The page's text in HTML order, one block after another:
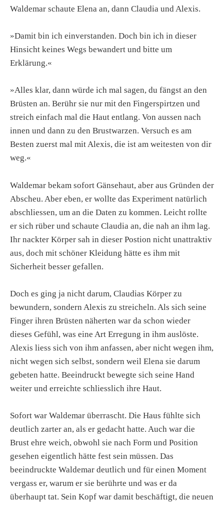
Waldemar schaute Elena an, dann Claudia und Alexis.
»Damit bin ich einverstanden. Doch bin ich in dieser
Hinsicht keines Wegs bewandert und bitte um
Erklärung.«
»Alles klar, dann würde ich mal sagen, du fängst an den
Brüsten an. Berühr sie nur mit den Fingerspirtzen und
streich einfach mal die Haut entlang. Von aussen nach
innen und dann zu den Brustwarzen. Versuch es am
Besten zuerst mal mit Alexis, die ist am weitesten von dir
weg.«
Waldemar bekam sofort Gänsehaut, aber aus Gründen der
Abscheu. Aber eben, er wollte das Experiment natürlich
abschliessen, um an die Daten zu kommen. Leicht rollte
er sich rüber und schaute Claudia an, die nah an ihm lag.
Ihr nackter Körper sah in dieser Postion nicht unattraktiv
aus, doch mit schöner Kleidung hätte es ihm mit
Sicherheit besser gefallen.
Doch es ging ja nicht darum, Claudias Körper zu
bewundern, sondern Alexis zu streicheln. Als sich seine
Finger ihren Brüsten näherten war da schon wieder
dieses Gefühl, was eine Art Erregung in ihm auslöste.
Alexis liess sich von ihm anfassen, aber nicht wegen ihm,
nicht wegen sich selbst, sondern weil Elena sie darum
gebeten hatte. Beeindruckt bewegte sich seine Hand
weiter und erreichte schliesslich ihre Haut.
Sofort war Waldemar überrascht. Die Haus fühlte sich
deutlich zarter an, als er gedacht hatte. Auch war die
Brust ehre weich, obwohl sie nach Form und Position
gesehen eigentlich hätte fest sein müssen. Das
beeindruckte Waldemar deutlich und für einen Moment
vergass er, warum er sie berührte und was er da
überhaupt tat. Sein Kopf war damit beschäftigt, die neuen